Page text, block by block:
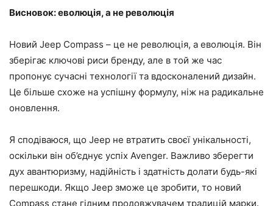
Висновок: еволюція, а не революція
Новий Jeep Compass – це не революція, а еволюція. Він
зберігає ключові риси бренду, але в той же час
пропонує сучасні технології та вдосконалений дизайн.
Це більше схоже на успішну формулу, ніж на радикальне
оновлення.
Я сподіваюся, що Jeep не втратить своєї унікальності,
оскільки він об’єднує успіх Avenger. Важливо зберегти
дух авантюризму, надійність і здатність долати будь-які
перешкоди. Якщо Jeep зможе це зробити, то новий
Compass стане гідним продовжувачем традицій марки.